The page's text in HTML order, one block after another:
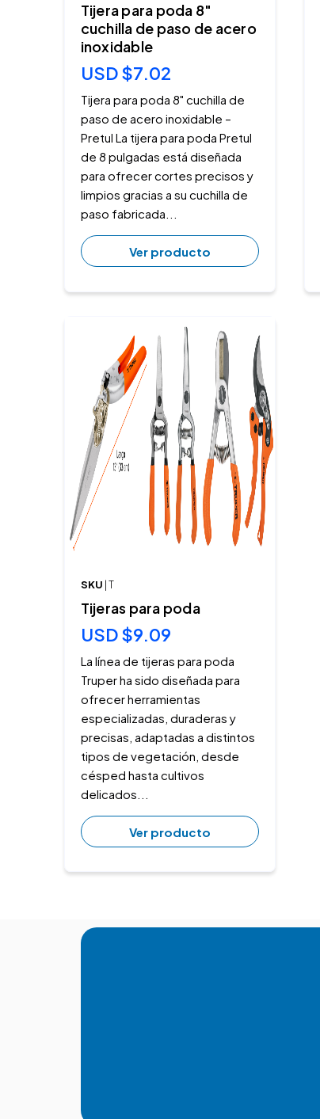
Tijera para poda 8"
cuchilla de paso de acero
inoxidable
USD $7.02
Tijera para poda 8" cuchilla de
paso de acero inoxidable –
Pretul La tijera para poda Pretul
de 8 pulgadas está diseñada
para ofrecer cortes precisos y
limpios gracias a su cuchilla de
paso fabricada...
Ver producto
SKU | T
Tijeras para poda
USD $9.09
La línea de tijeras para poda
Truper ha sido diseñada para
ofrecer herramientas
especializadas, duraderas y
precisas, adaptadas a distintos
tipos de vegetación, desde
césped hasta cultivos
delicados...
Ver producto